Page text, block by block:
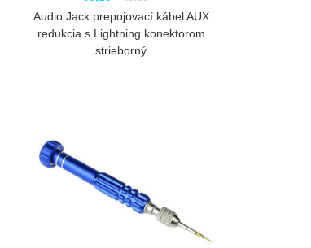
Audio Jack prepojovací kábel AUX
redukcia s Lightning konektorom
strieborný